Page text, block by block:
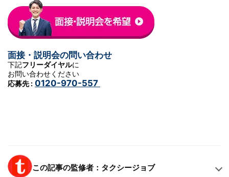
面接・説明会の問い合わせ
下記フリーダイヤルに
お問い合わせください
応募先 : 0120-970-557
この記事の監修者：タクシージョブ